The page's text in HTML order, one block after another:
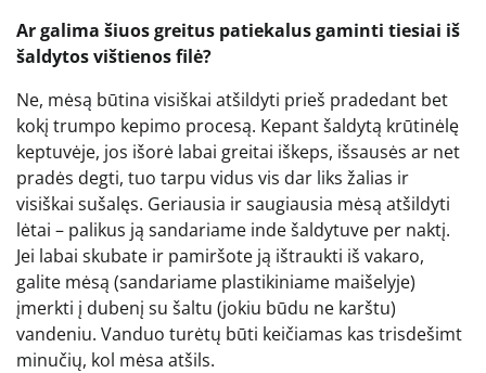
Ar galima šiuos greitus patiekalus gaminti tiesiai iš
šaldytos vištienos filė?
Ne, mėsą būtina visiškai atšildyti prieš pradedant bet
kokį trumpo kepimo procesą. Kepant šaldytą krūtinėlę
keptuvėje, jos išorė labai greitai iškeps, išsausės ar net
pradės degti, tuo tarpu vidus vis dar liks žalias ir
visiškai sušalęs. Geriausia ir saugiausia mėsą atšildyti
lėtai – palikus ją sandariame inde šaldytuve per naktį.
Jei labai skubate ir pamiršote ją ištraukti iš vakaro,
galite mėsą (sandariame plastikiniame maišelyje)
įmerkti į dubenį su šaltu (jokiu būdu ne karštu)
vandeniu. Vanduo turėtų būti keičiamas kas trisdešimt
minučių, kol mėsa atšils.